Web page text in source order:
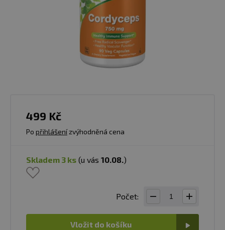
499 Kč
Po přihlášenízvýhodněná cena
skladem 3 ks (u vás 10.08.)
Počet:
Vložit do košíku